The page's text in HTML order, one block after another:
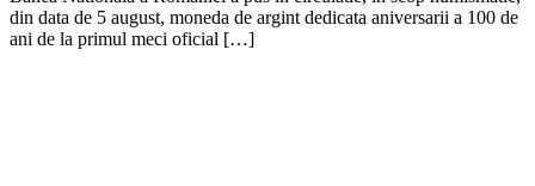
din data de 5 august, moneda de argint dedicata aniversarii a 100 de
ani de la primul meci oficial […]